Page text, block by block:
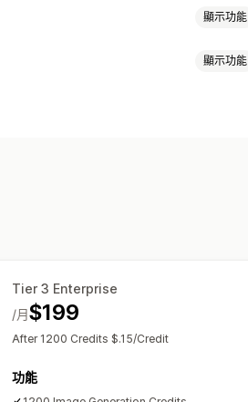
顯示功能
顯示功能
Tier 3 Enterprise
$199
/月
After 1200 Credits $.15/Credit
功能